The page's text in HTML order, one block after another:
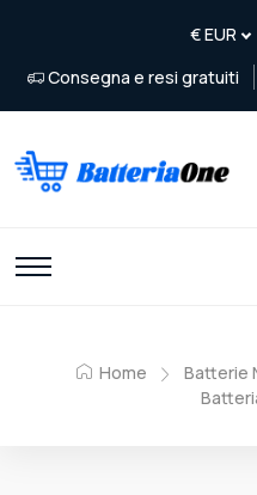
Consegna e resi gratuiti
Home Batterie